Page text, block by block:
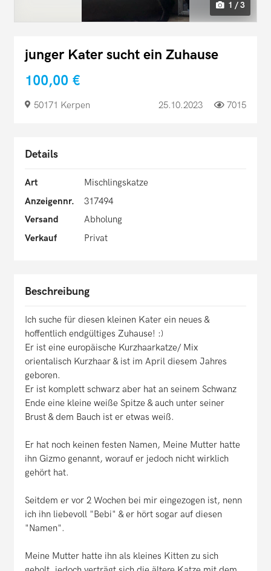
1 / 3
junger Kater sucht ein Zuhause
100,00 €
50171 Kerpen 25.10.2023 7015
Details
Art
Mischlingskatze
Anzeigennr.
317494
Versand
Abholung
Verkauf
Privat
Beschreibung
Ich suche für diesen kleinen Kater ein neues &
hoffentlich endgültiges Zuhause! :)
Er ist eine europäische Kurzhaarkatze/ Mix
orientalisch Kurzhaar & ist im April diesem Jahres
geboren.
Er ist komplett schwarz aber hat an seinem Schwanz
Ende eine kleine weiße Spitze & auch unter seiner
Brust & dem Bauch ist er etwas weiß.
Er hat noch keinen festen Namen, Meine Mutter hatte
ihn Gizmo genannt, worauf er jedoch nicht wirklich
gehört hat.
Seitdem er vor 2 Wochen bei mir eingezogen ist, nenn
ich ihn liebevoll "Bebi" & er hört sogar auf diesen
"Namen".
Meine Mutter hatte ihn als kleines Kitten zu sich